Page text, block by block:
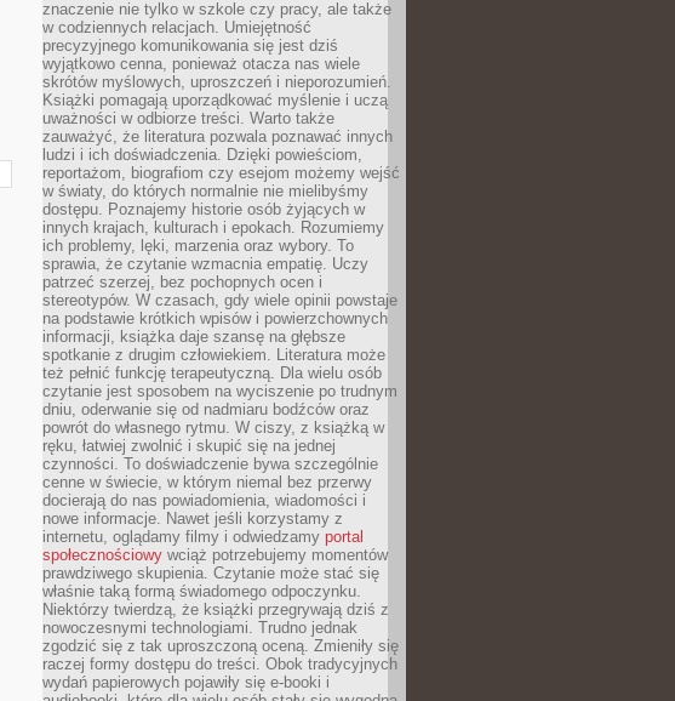
znaczenie nie tylko w szkole czy pracy, ale także
w codziennych relacjach. Umiejętność
precyzyjnego komunikowania się jest dziś
wyjątkowo cenna, ponieważ otacza nas wiele
skrótów myślowych, uproszczeń i nieporozumień.
Książki pomagają uporządkować myślenie i uczą
uważności w odbiorze treści. Warto także
zauważyć, że literatura pozwala poznawać innych
ludzi i ich doświadczenia. Dzięki powieściom,
reportażom, biografiom czy esejom możemy wejść
w światy, do których normalnie nie mielibyśmy
dostępu. Poznajemy historie osób żyjących w
innych krajach, kulturach i epokach. Rozumiemy
ich problemy, lęki, marzenia oraz wybory. To
sprawia, że czytanie wzmacnia empatię. Uczy
patrzeć szerzej, bez pochopnych ocen i
stereotypów. W czasach, gdy wiele opinii powstaje
na podstawie krótkich wpisów i powierzchownych
informacji, książka daje szansę na głębsze
spotkanie z drugim człowiekiem. Literatura może
też pełnić funkcję terapeutyczną. Dla wielu osób
czytanie jest sposobem na wyciszenie po trudnym
dniu, oderwanie się od nadmiaru bodźców oraz
powrót do własnego rytmu. W ciszy, z książką w
ręku, łatwiej zwolnić i skupić się na jednej
czynności. To doświadczenie bywa szczególnie
cenne w świecie, w którym niemal bez przerwy
docierają do nas powiadomienia, wiadomości i
nowe informacje. Nawet jeśli korzystamy z
internetu, oglądamy filmy i odwiedzamy portal
społecznościowy wciąż potrzebujemy momentów
prawdziwego skupienia. Czytanie może stać się
właśnie taką formą świadomego odpoczynku.
Niektórzy twierdzą, że książki przegrywają dziś z
nowoczesnymi technologiami. Trudno jednak
zgodzić się z tak uproszczoną oceną. Zmieniły się
raczej formy dostępu do treści. Obok tradycyjnych
wydań papierowych pojawiły się e-booki i